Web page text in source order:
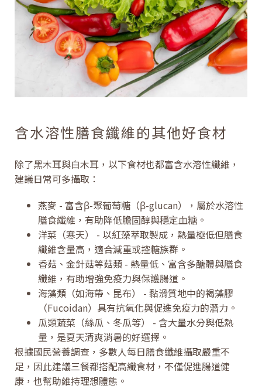
含水溶性膳食纖維的其他好食材
除了黑木耳與白木耳，以下食材也都富含水溶性纖維，
建議日常可多攝取：
燕麥 - 富含β-聚葡萄糖（β-glucan），屬於水溶性
膳食纖維，有助降低膽固醇與穩定血糖。
洋菜（寒天） - 以紅藻萃取製成，熱量極低但膳食
纖維含量高，適合減重或控糖族群。
香菇、金針菇等菇類 - 熱量低、富含多醣體與膳食
纖維，有助增強免疫力與保護腸道。
海藻類（如海帶、昆布） - 黏滑質地中的褐藻膠
（Fucoidan）具有抗氧化與促進免疫力的潛力。
瓜類蔬菜（絲瓜、冬瓜等） - 含大量水分與低熱
量，是夏天清爽消暑的好選擇。
根據國民營養調查，多數人每日膳食纖維攝取嚴重不
足，因此建議三餐都搭配高纖食材，不僅促進腸道健
康，也幫助維持理想體態。